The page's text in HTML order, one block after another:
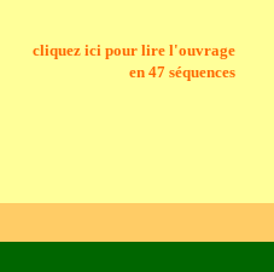
cliquez ici pour lire l'ouvrage
en 47 séquences